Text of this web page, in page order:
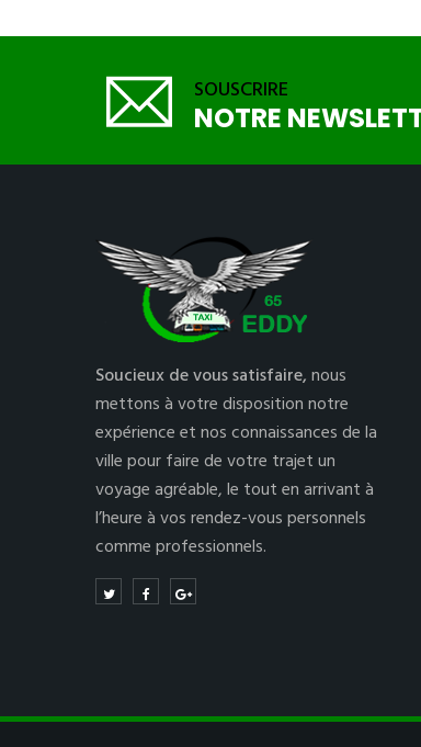
SOUSCRIRE
NOTRE
Soucieux de vous satisfaire,nous
mettons à votre disposition notre
expérience et nos connaissances de la
ville pour faire de votre trajet un
voyage agréable, le tout en arrivant à
l’heure à vos rendez-vous personnels
comme professionnels.